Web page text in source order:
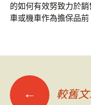
的如何有效努致力於
車或機車作為擔保品前
文 ← 較舊